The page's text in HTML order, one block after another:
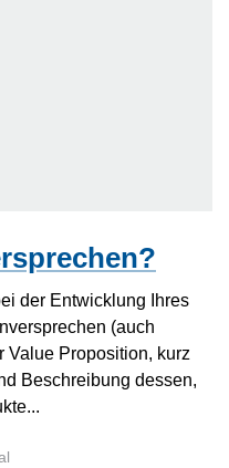
der Entwicklung Ihres
(auch
Value Proposition, kurz
Beschreibung dessen,